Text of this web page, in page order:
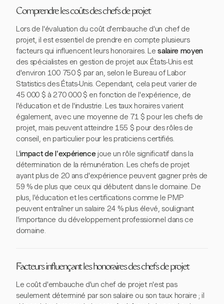
Comprendre les coûts des chefs de projet
Lors de l'évaluation du coût d'embauche d'un chef de
projet, il est essentiel de prendre en compte plusieurs
facteurs qui influencent leurs honoraires. Lesalaire moyen
des spécialistes en gestion de projet aux États-Unis est
d'environ 100 750 $ par an, selon le Bureau of Labor
Statistics des États-Unis. Cependant, cela peut varier de
45 000 $ à 270 000 $ en fonction de l'expérience, de
l'éducation et de l'industrie. Les taux horaires varient
également, avec une moyenne de 71 $ pour les chefs de
projet, mais peuvent atteindre 155 $ pour des rôles de
conseil, en particulier pour les praticiens certifiés.
L'impact de l'expériencejoue un rôle significatif dans la
détermination de la rémunération. Les chefs de projet
ayant plus de 20 ans d'expérience peuvent gagner près de
59 % de plus que ceux qui débutent dans le domaine. De
plus, l'éducation et les certifications comme le PMP
peuvent entraîner un salaire 24 % plus élevé, soulignant
l'importance du développement professionnel dans ce
domaine.
Facteurs influençant les honoraires des chefs de projet
Le coût d'embauche d'un chef de projet n'est pas
seulement déterminé par son salaire ou son taux horaire ; il